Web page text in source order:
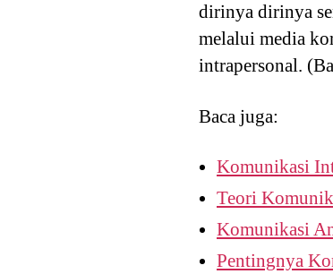
dirinya dirinya
melalui media
intrapersonal.
Baca juga:
Komunikasi
Teori
Komunikasi
Pentingnya